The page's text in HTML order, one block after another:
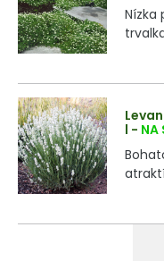
Nízka
l - NA